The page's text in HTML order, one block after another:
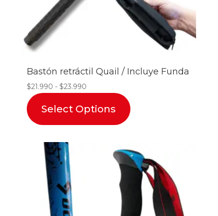
Bastón retráctil Quail / Incluye Funda
$21.990 - $23.990Rango
precios:
desde
Select Options